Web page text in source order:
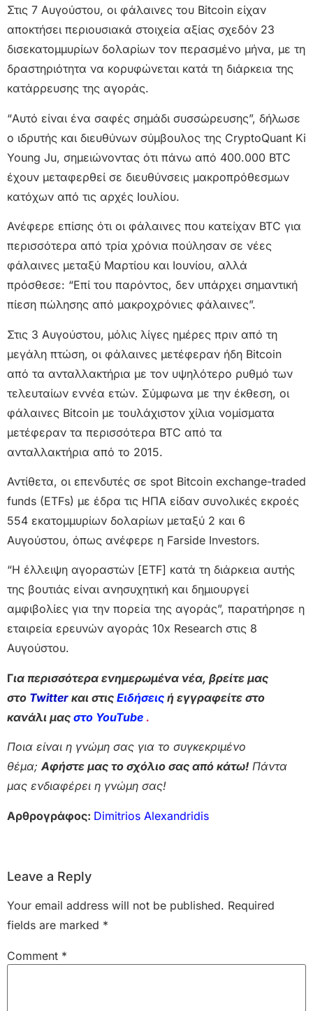
Στις 7 Αυγούστου, οι φάλαινες του Bitcoin είχαν
αποκτήσει περιουσιακά στοιχεία αξίας σχεδόν 23
δισεκατομμυρίων δολαρίων τον περασμένο μήνα, με τη
δραστηριότητα να κορυφώνεται κατά τη διάρκεια της
κατάρρευσης της αγοράς.
“Αυτό είναι ένα σαφές σημάδι συσσώρευσης”, δήλωσε
ο ιδρυτής και διευθύνων σύμβουλος της CryptoQuant Ki
Young Ju, σημειώνοντας ότι πάνω από 400.000 BTC
έχουν μεταφερθεί σε διευθύνσεις μακροπρόθεσμων
κατόχων από τις αρχές Ιουλίου.
Ανέφερε επίσης ότι οι φάλαινες που κατείχαν BTC για
περισσότερα από τρία χρόνια πούλησαν σε νέες
φάλαινες μεταξύ Μαρτίου και Ιουνίου, αλλά
πρόσθεσε: “Επί του παρόντος, δεν υπάρχει σημαντική
πίεση πώλησης από μακροχρόνιες φάλαινες”.
Στις 3 Αυγούστου, μόλις λίγες ημέρες πριν από τη
μεγάλη πτώση, οι φάλαινες μετέφεραν ήδη Bitcoin
από τα ανταλλακτήρια με τον υψηλότερο ρυθμό των
τελευταίων εννέα ετών. Σύμφωνα με την έκθεση, οι
φάλαινες Bitcoin με τουλάχιστον χίλια νομίσματα
μετέφεραν τα περισσότερα BTC από τα
ανταλλακτήρια από το 2015.
Αντίθετα, οι επενδυτές σε spot Bitcoin exchange-traded
funds (ETFs) με έδρα τις ΗΠΑ είδαν συνολικές εκροές
554 εκατομμυρίων δολαρίων μεταξύ 2 και 6
Αυγούστου, όπως ανέφερε η Farside Investors.
“Η έλλειψη αγοραστών [ETF] κατά τη διάρκεια αυτής
της βουτιάς είναι ανησυχητική και δημιουργεί
αμφιβολίες για την πορεία της αγοράς”, παρατήρησε η
εταιρεία ερευνών αγοράς 10x Research στις 8
Αυγούστου.
Για περισσότερα ενημερωμένα νέα, βρείτε μας
στο Twitter και στις Ειδήσεις ή εγγραφείτε στο
κανάλι μας στο YouTube .
Ποια είναι η γνώμη σας για το συγκεκριμένο
θέμα;Αφήστε μας το σχόλιο σας από κάτω! Πάντα
μας ενδιαφέρει η γνώμη σας!
Αρθρογράφος: Dimitrios Alexandridis
Leave a Reply
Your email address will not be published. Required
fields are marked *
Comment *